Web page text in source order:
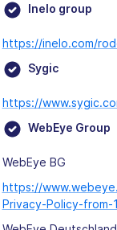
Inelo group
https://inelo.com/
Sygic
https://
WebEye Group
WebEye BG
https://
Privacy-Policy-from-